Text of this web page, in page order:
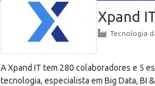
Xpand
Tecnologia
A Xpand IT tem 280 colaboradores e 5
tecnologia, especialista em Big Data, BI